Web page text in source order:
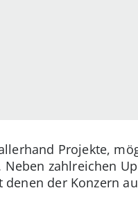
Projekte,
zahlreichen
der Konzern